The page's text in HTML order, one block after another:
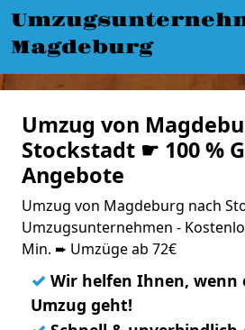
Magdeburg
Umzug von
Stockstadt ☛ 100 %
Angebote
Umzug von Magdeburg nach
Umzugsunternehmen -
Min. ➨ Umzüge ab 72€
✓ Wir helfen Ihnen, wenn
Umzug geht!